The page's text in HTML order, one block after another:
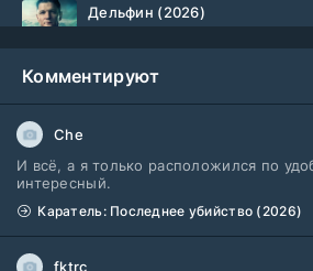
Дельфин (2026)
Шугар (2026)
Комментируют
Che
И всё, а я только расположился по
интересный.
Каратель: Последнее убийство (2026)
fktrc